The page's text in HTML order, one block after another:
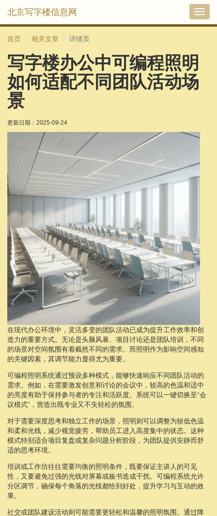
切
北京写字楼信息网
首页 相关文章 详情页
写字楼办公中可编程照明
如何适配不同团队活动场
景
更新日期： 2025-09-24
在现代办公环境中，灵活多变的团队活动已成为提升工作效率和创
造力的重要方式。无论是头脑风暴、项目讨论还是团队培训，不同
的场景对空间氛围有着截然不同的需求。而照明作为影响空间感知
的关键因素，其调节能力显得尤为重要。
可编程照明系统通过预设多种模式，能够快速响应不同团队活动的
需求。例如，在需要激发创意和讨论的会议中，较高的色温和适中
的亮度有助于保持参与者的专注和活跃度。系统可以一键切换至“会
议模式”，营造出既专业又不失轻松的氛围。
对于需要深度思考和独立工作的场景，照明则可以调整为较低色温
和柔和光线，减少视觉疲劳，帮助员工进入高度集中的状态。这种
模式特别适合项目复盘或复杂问题分析阶段，为团队提供安静而舒
适的思考环境。
培训或工作坊往往需要均衡的照明条件，既要保证主讲人的可见
性，又要避免过强的光线对屏幕或板书造成干扰。可编程系统允许
分区调节，确保每个角落的光线都恰到好处，提升学习与互动的效
果。
社交或团队建设活动则可能需要更轻松和温馨的照明氛围。通过降